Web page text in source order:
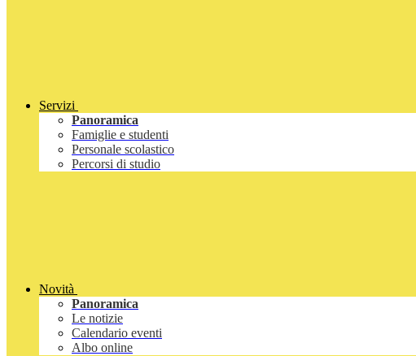
Servizi
Panoramica
Famiglie e studenti
Personale scolastico
Percorsi di studio
Novità
Panoramica
Le notizie
Calendario eventi
Albo online